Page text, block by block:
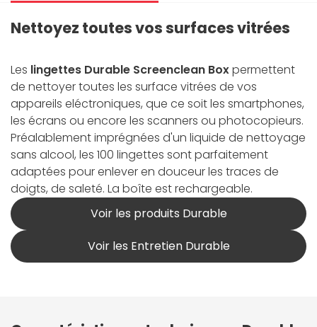
Nettoyez toutes vos surfaces vitrées
Les lingettes Durable Screenclean Boxpermettent
de nettoyer toutes les surface vitrées de vos
appareils eléctroniques, que ce soit les smartphones,
les écrans ou encore les scanners ou photocopieurs.
Préalablement imprégnées d'un liquide de nettoyage
sans alcool, les 100 lingettes sont parfaitement
adaptées pour enlever en douceur les traces de
doigts, de saleté. La boîte est rechargeable.
Voir les produits Durable
Voir les Entretien Durable